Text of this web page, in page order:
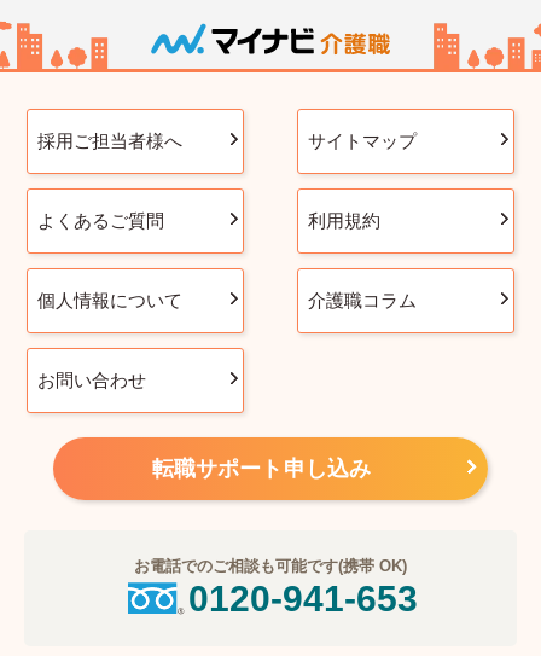
採用ご担当者様へ サイトマップ
よくあるご質問 利用規約
個人情報について 介護職コラム
お問い合わせ
転職サポート申し込み
お電話でのご相談も可能です(携帯 OK)
0120-941-653